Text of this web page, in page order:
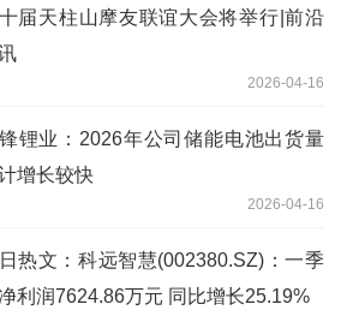
届天柱山摩友联谊大会将举行|前沿
2026-04-16
锂业：2026年公司储能电池出货量
增长较快
2026-04-16
热文：科远智慧(002380.SZ)：一季
利润7624.86万元 同比增长25.19%